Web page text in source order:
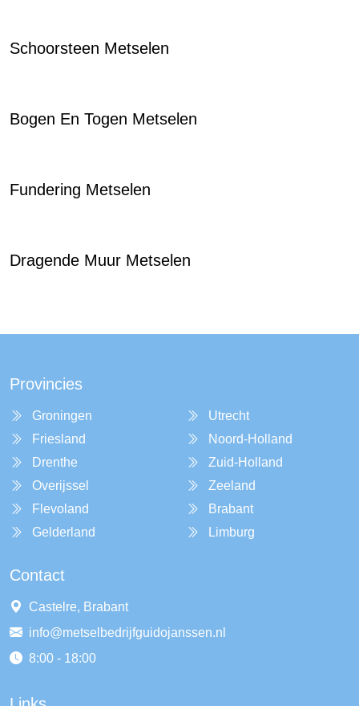
Schoorsteen Metselen
Bogen En Togen Metselen
Fundering Metselen
Dragende Muur Metselen
Provincies
Groningen
Friesland
Drenthe
Overijssel
Flevoland
Gelderland
Utrecht
Noord-Holland
Zuid-Holland
Zeeland
Brabant
Limburg
Contact
Castelre, Brabant
info@metselbedrijfguidojanssen.nl
8:00 - 18:00